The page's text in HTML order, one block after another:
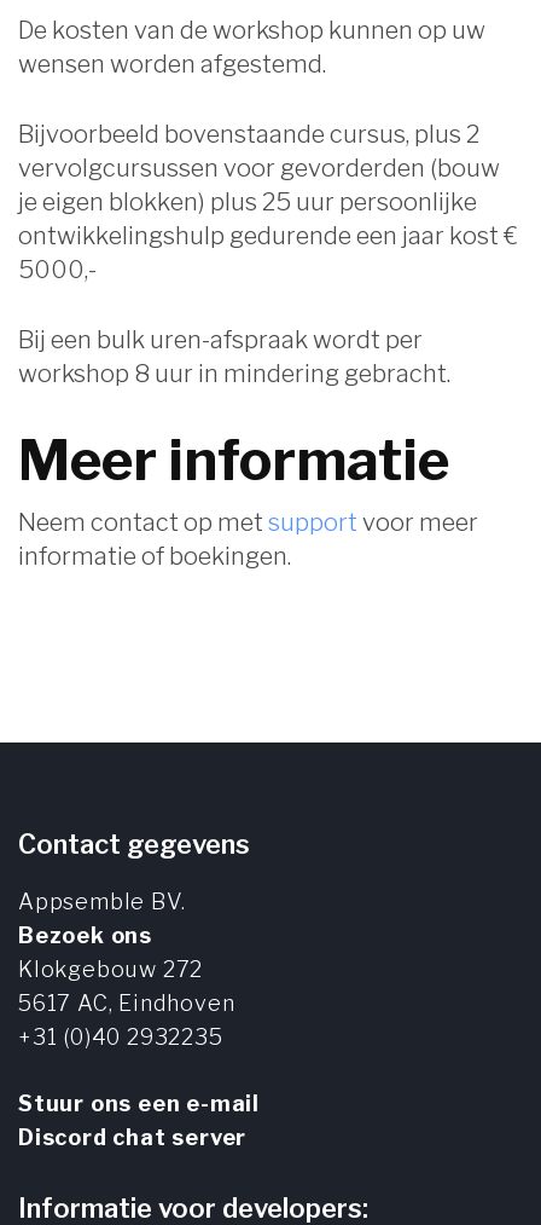
De kosten van de workshop kunnen op uw
wensen worden afgestemd.
Bijvoorbeeld bovenstaande cursus, plus 2
vervolgcursussen voor gevorderden (bouw
je eigen blokken) plus 25 uur persoonlijke
ontwikkelingshulp gedurende een jaar kost €
5000,-
Bij een bulk uren-afspraak wordt per
workshop 8 uur in mindering gebracht.
Meer informatie
Neem contact op met support voor meer
informatie of boekingen.
Contact gegevens
Appsemble BV.
Bezoek ons
Klokgebouw 272
5617 AC, Eindhoven
+31 (0)40 2932235
Stuur ons een e-mail
Discord chat server
Informatie voor developers: